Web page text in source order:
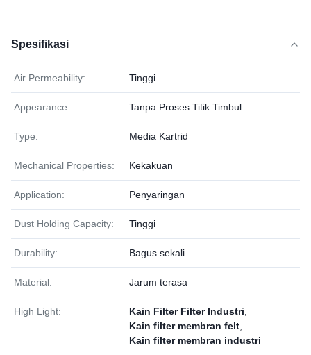
Spesifikasi
Air Permeability: Tinggi
Appearance: Tanpa Proses Titik Timbul
Type: Media Kartrid
Mechanical Properties: Kekakuan
Application: Penyaringan
Dust Holding Capacity: Tinggi
Durability: Bagus sekali.
Material: Jarum terasa
High Light: Kain Filter Filter Industri
Kain filter membran felt
Kain filter membran industri